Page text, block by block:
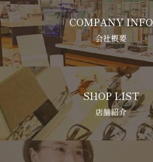
COMPANY INFO
会社概要
SHOP LIST
店舗紹介